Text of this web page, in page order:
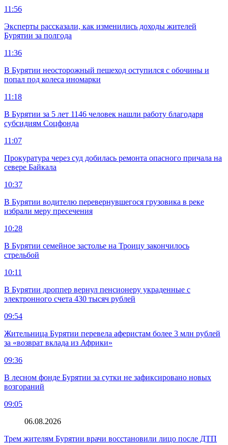
11:56
Эксперты рассказали, как изменились доходы жителей
Бурятии за полгода
11:36
В Бурятии неосторожный пешеход оступился с обочины и
попал под колеса иномарки
11:18
В Бурятии за 5 лет 1146 человек нашли работу благодаря
субсидиям Соцфонда
11:07
Прокуратура через суд добилась ремонта опасного причала на
севере Байкала
10:37
В Бурятии водителю перевернувшегося грузовика в реке
избрали меру пресечения
10:28
В Бурятии семейное застолье на Троицу закончилось
стрельбой
10:11
В Бурятии дроппер вернул пенсионеру украденные с
электронного счета 430 тысяч рублей
09:54
Жительница Бурятии перевела аферистам более 3 млн рублей
за «возврат вклада из Африки»
09:36
В лесном фонде Бурятии за сутки не зафиксировано новых
возгораний
09:05
06.08.2026
Трем жителям Бурятии врачи восстановили лицо после ДТП